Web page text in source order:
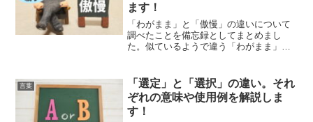
ます！
「わがまま」と「傲慢」の違いについて
調べたことを備忘録としてまとめまし
た。似ているようで違う「わがまま」と
言葉
「選定」と「選択」の違い。それ
ぞれの意味や使用例を解説しま
す！